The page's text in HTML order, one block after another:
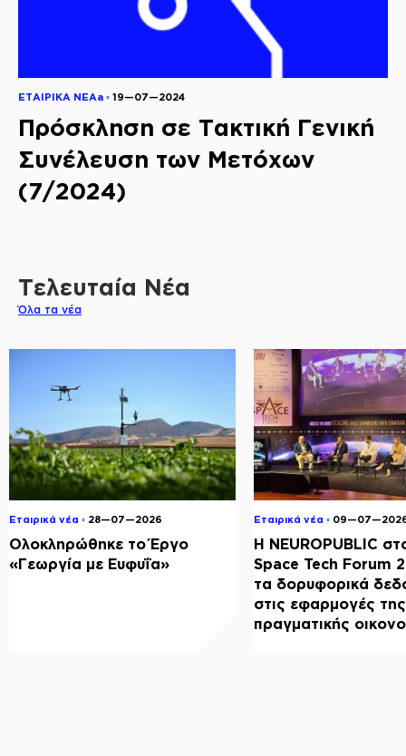
ΕΤΑΙΡΙΚΑ ΝΕΑa ◦ 19—07—2024
Πρόσκληση σε Τακτική Γενική
Συνέλευση των Μετόχων
(7/2024)
Τελευταία Νέα
Όλα τα νέα
Εταιρικά νέα ◦ 28—07—2026
Ολοκληρώθηκε το Έργο
«Γεωργία με Ευφυΐα»
Εταιρικά νέα ◦
Η NEUROPUBLIC
Space Tech Forum
τα δορυφορικά
στις εφαρμογές της
πραγματικής